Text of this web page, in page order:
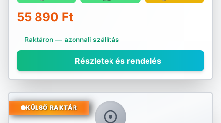
55 890 Ft
Raktáron — azonnali szállítás
Részletek és rendelés
KÜLSŐ RAKTÁR